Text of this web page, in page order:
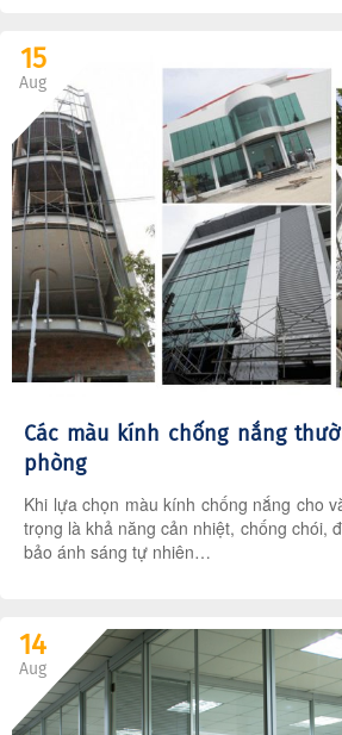
15
Aug
Các màu kính chống nắng
phòng
Khi lựa chọn màu kính chống nắng cho
trọng là khả năng cản nhiệt, chống chói,
bảo ánh sáng tự nhiên…
14
Aug